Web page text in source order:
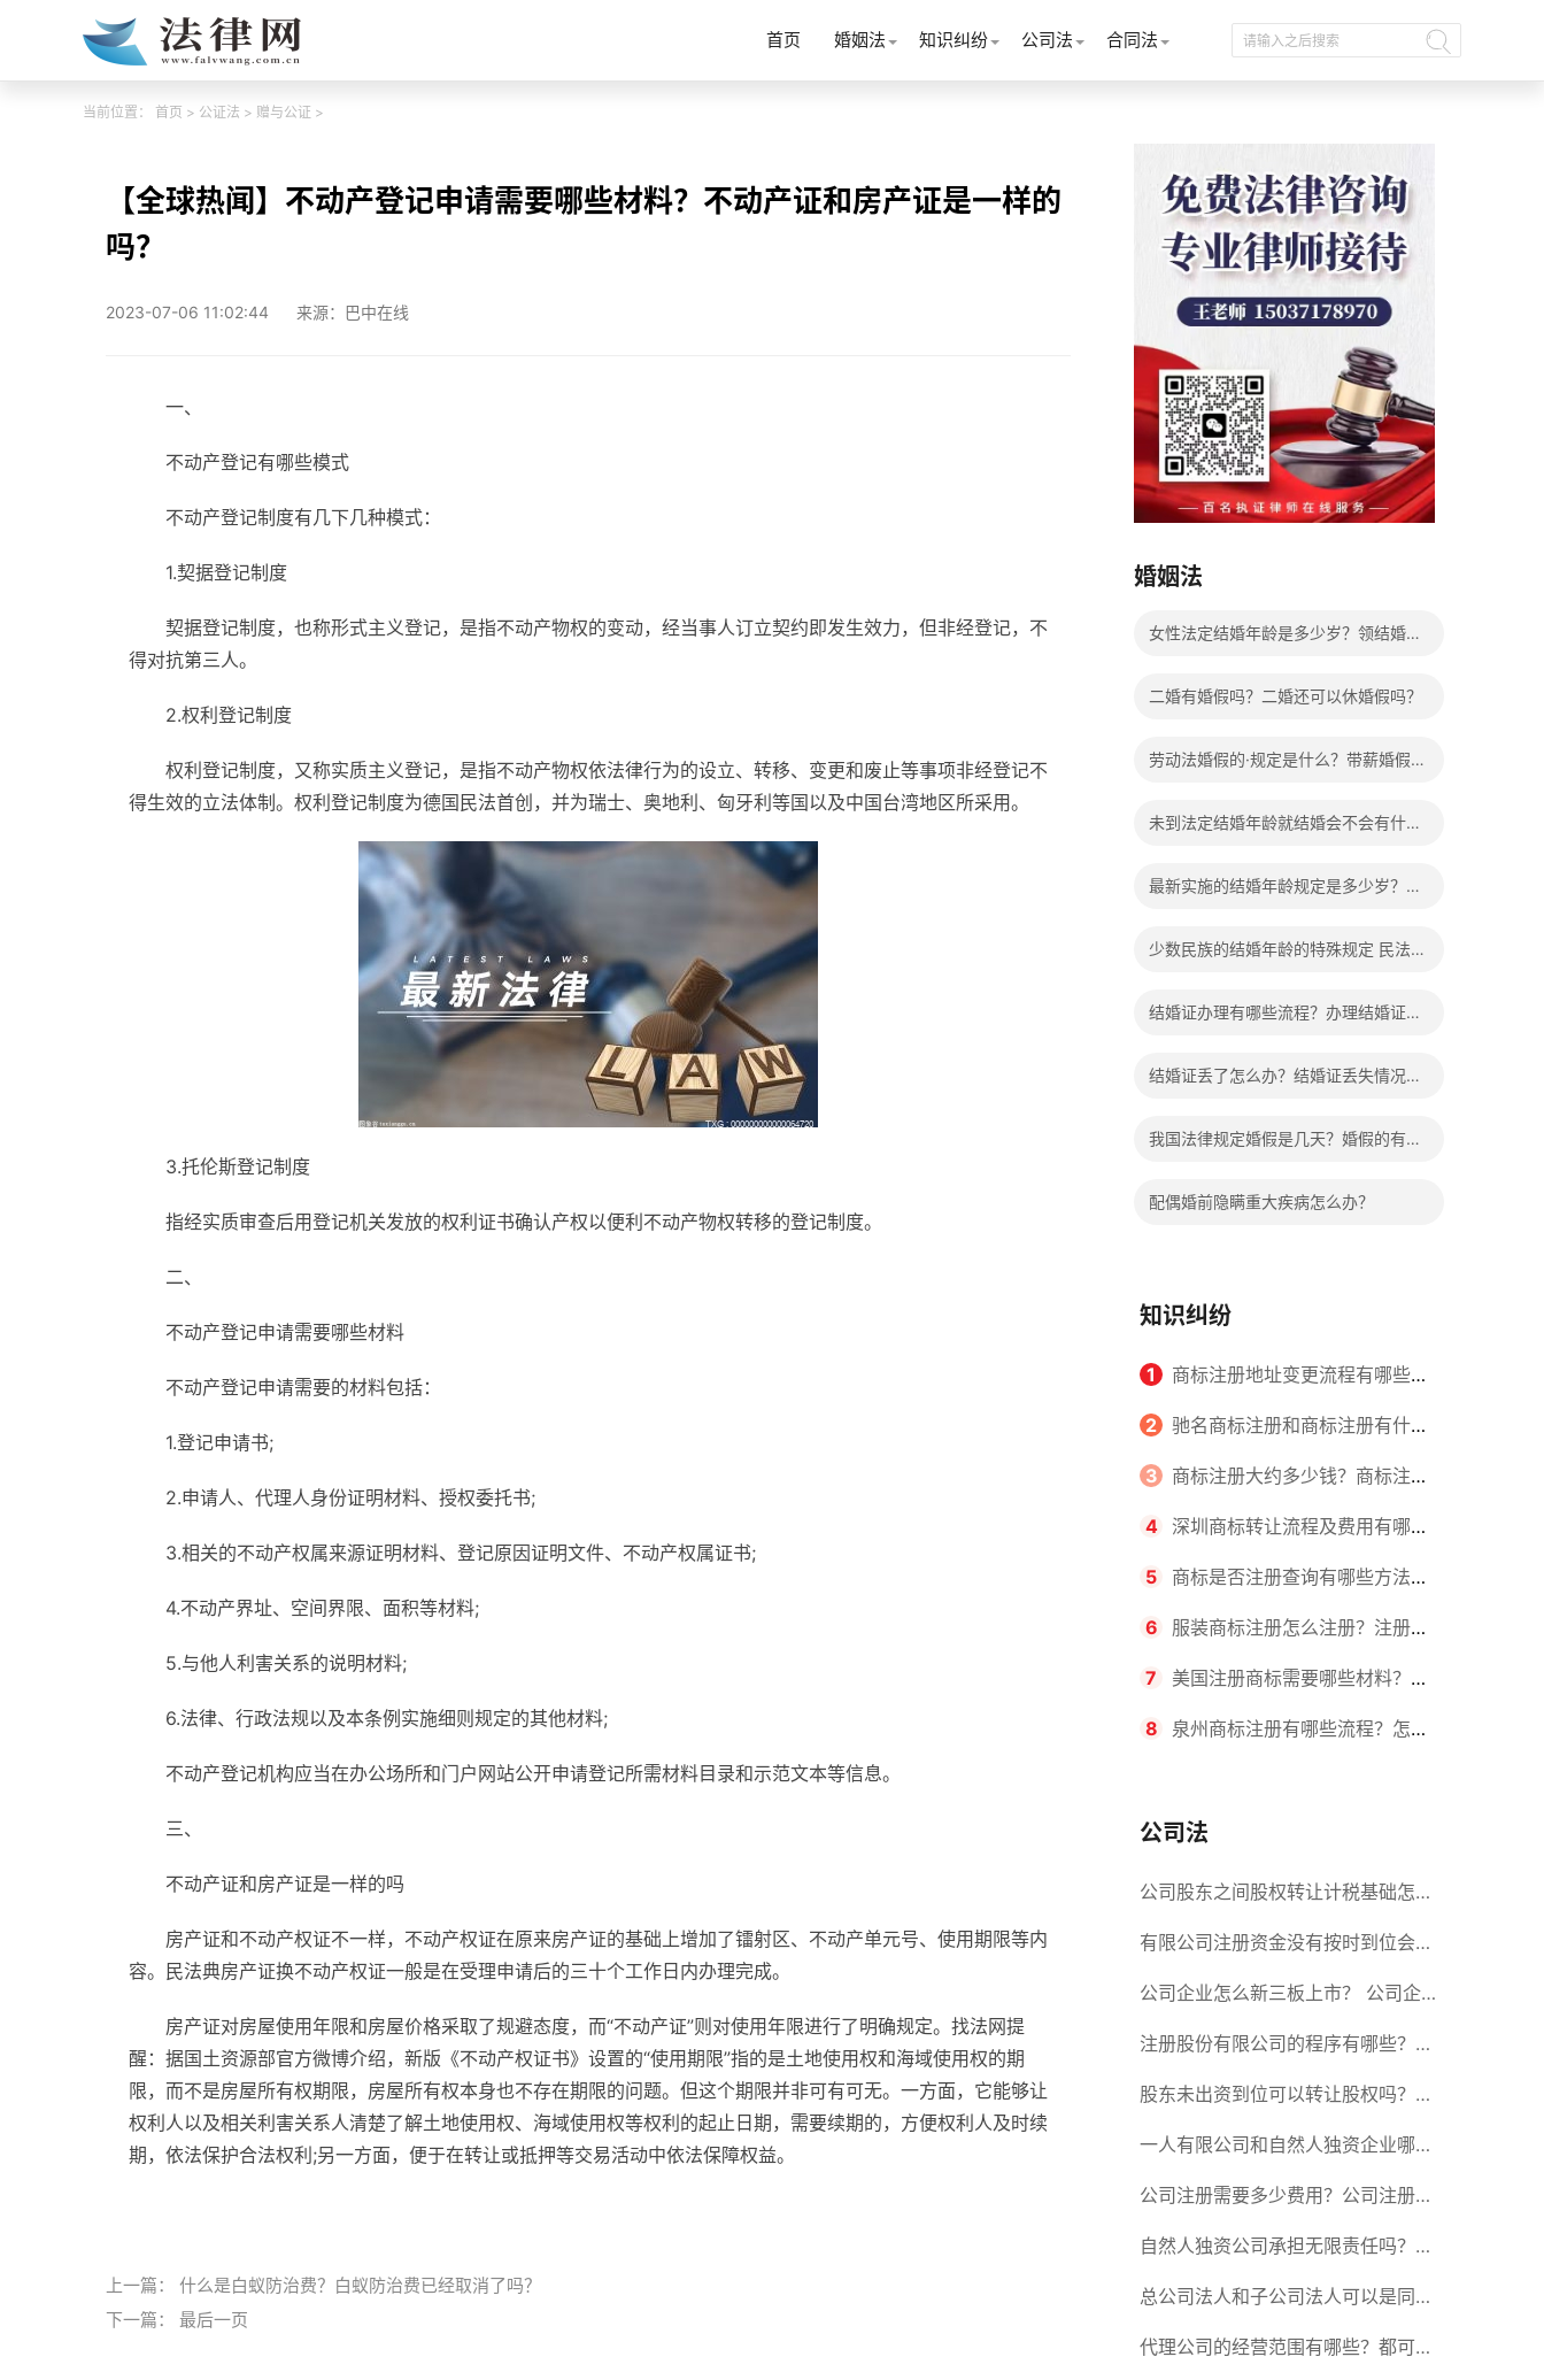
首页 婚姻法 知识纠纷 公司法 合同法
当前位置： 首页 > 公证法 > 赠与公证 >
【全球热闻】不动产登记申请需要哪些材料？不动产证和房产证是一样的
吗？
2023-07-06 11:02:44 来源：巴中在线
一、
不动产登记有哪些模式
不动产登记制度有几下几种模式：
1.契据登记制度
契据登记制度，也称形式主义登记，是指不动产物权的变动，经当事人订立契约即发生效力，但非经登记，不
得对抗第三人。
2.权利登记制度
权利登记制度，又称实质主义登记，是指不动产物权依法律行为的设立、转移、变更和废止等事项非经登记不
得生效的立法体制。权利登记制度为德国民法首创，并为瑞士、奥地利、匈牙利等国以及中国台湾地区所采用。
3.托伦斯登记制度
指经实质审查后用登记机关发放的权利证书确认产权以便利不动产物权转移的登记制度。
二、
不动产登记申请需要哪些材料
不动产登记申请需要的材料包括：
1.登记申请书;
2.申请人、代理人身份证明材料、授权委托书;
3.相关的不动产权属来源证明材料、登记原因证明文件、不动产权属证书;
4.不动产界址、空间界限、面积等材料;
5.与他人利害关系的说明材料;
6.法律、行政法规以及本条例实施细则规定的其他材料;
不动产登记机构应当在办公场所和门户网站公开申请登记所需材料目录和示范文本等信息。
三、
不动产证和房产证是一样的吗
房产证和不动产权证不一样，不动产权证在原来房产证的基础上增加了镭射区、不动产单元号、使用期限等内
容。民法典房产证换不动产权证一般是在受理申请后的三十个工作日内办理完成。
房产证对房屋使用年限和房屋价格采取了规避态度，而“不动产证”则对使用年限进行了明确规定。找法网提
醒：据国土资源部官方微博介绍，新版《不动产权证书》设置的“使用期限”指的是土地使用权和海域使用权的期
限，而不是房屋所有权期限，房屋所有权本身也不存在期限的问题。但这个期限并非可有可无。一方面，它能够让
权利人以及相关利害关系人清楚了解土地使用权、海域使用权等权利的起止日期，需要续期的，方便权利人及时续
期，依法保护合法权利;另一方面，便于在转让或抵押等交易活动中依法保障权益。
上一篇： 什么是白蚁防治费？白蚁防治费已经取消了吗？
下一篇： 最后一页
婚姻法
女性法定结婚年龄是多少岁？领结婚证
二婚有婚假吗？二婚还可以休婚假吗？
劳动法婚假的·规定是什么？带薪婚假工
未到法定结婚年龄就结婚会不会有什么
最新实施的结婚年龄规定是多少岁？法
少数民族的结婚年龄的特殊规定 民法典
结婚证办理有哪些流程？办理结婚证有
结婚证丢了怎么办？结婚证丢失情况有
我国法律规定婚假是几天？婚假的有关
配偶婚前隐瞒重大疾病怎么办？
知识纠纷
1 商标注册地址变更流程有哪些？
怎么提交申请书件？
2 驰名商标注册和商标注册有什么
区别？
3 商标注册大约多少钱？商标注册
查询的方式有哪些？
4 深圳商标转让流程及费用有哪些
要求？商标转让所需时间是多久？
5 商标是否注册查询有哪些方法？
有哪些步骤？
6 服装商标注册怎么注册？注册商
标流程有哪些？
7 美国注册商标需要哪些材料？美
国商标办理流程有哪些？
8 泉州商标注册有哪些流程？怎么
公司法
公司股东之间股权转让计税基础怎么
确认？公司股东之间的股权转让要符
合什么要件？
有限公司注册资金没有按时到位会怎
么样？股份有限公司设立的注册条件
公司企业怎么新三板上市？ 公司企
业新三板上市的流程
注册股份有限公司的程序有哪些？注
册股份有限公司需要提交哪些材料？
股东未出资到位可以转让股权吗？股
东未出资到位能否分红？
一人有限公司和自然人独资企业哪个
好？一人公司设立条件有哪些？
公司注册需要多少费用？公司注册需
要准备什么材料？
自然人独资公司承担无限责任吗？有
限责任公司与有限责任公司的区别
总公司法人和子公司法人可以是同一
个人吗？总公司更名分公司需要更改
代理公司的经营范围有哪些？都可以